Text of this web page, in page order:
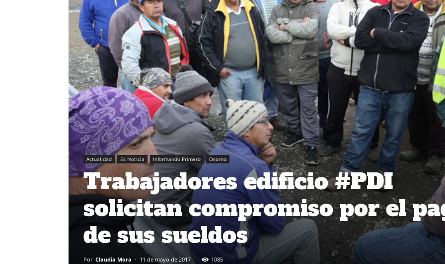
Actualidad Es Noticia Informando Primero Osorno
Trabajadores edificio #PDI
solicitan compromiso por el
de sus sueldos
Por Claudia Mora - 11 de mayo de 2017 1085